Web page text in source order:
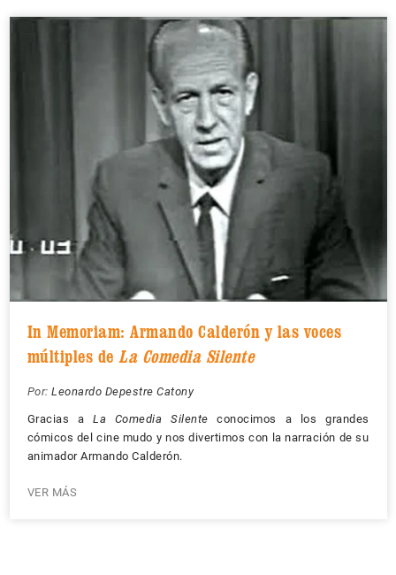
In Memoriam: Armando Calderón y las voces
múltiples de La Comedia Silente
Por: Leonardo Depestre Catony
Gracias a La Comedia Silente conocimos a los grandes
cómicos del cine mudo y nos divertimos con la narración de su
animador Armando Calderón.
VER MÁS